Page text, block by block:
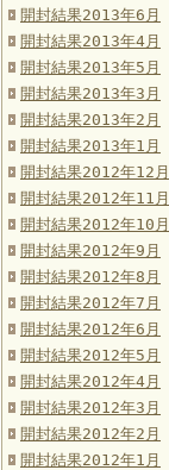
開封結果2013年6月
開封結果2013年4月
開封結果2013年5月
開封結果2013年3月
開封結果2013年2月
開封結果2013年1月
開封結果2012年12月
開封結果2012年11月
開封結果2012年10月
開封結果2012年9月
開封結果2012年8月
開封結果2012年7月
開封結果2012年6月
開封結果2012年5月
開封結果2012年4月
開封結果2012年3月
開封結果2012年2月
開封結果2012年1月